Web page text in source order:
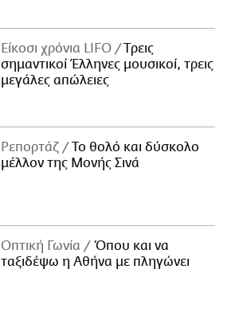
Είκοσι χρόνια LIFO
Tρεις
σημαντικοί Έλληνες μουσικοί, τρεις
μεγάλες απώλειες
Ρεπορτάζ
Το θολό και δύσκολο
μέλλον της Μονής Σινά
Οπτική Γωνία
Όπου και να
ταξιδέψω η Αθήνα με πληγώνει